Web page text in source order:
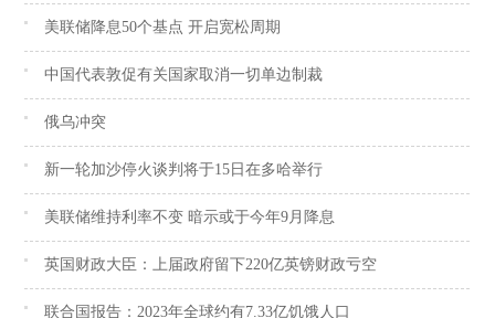
美联储降息50个基点 开启宽松周期
中国代表敦促有关国家取消一切单边制裁
俄乌冲突
新一轮加沙停火谈判将于15日在多哈举行
美联储维持利率不变 暗示或于今年9月降息
英国财政大臣：上届政府留下220亿英镑财政亏空
联合国报告：2023年全球约有7.33亿饥饿人口